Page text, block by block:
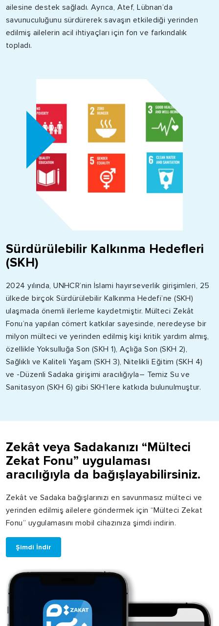
ailesine destek sağladı. Ayrıca, Atef, Lübnan’da
savunuculuğunu sürdürerek savaşın etkilediği yerinden
edilmiş ailelerin acil ihtiyaçları için fon ve farkındalık
topladı.
Sürdürülebilir Kalkınma Hedefleri
(SKH)
2024 yılında,UNHCR’nin İslami hayırseverlik girişimleri, 25
ülkede birçok Sürdürülebilir Kalkınma Hedefi’ne (SKH)
ulaşmada önemli ilerleme kaydetmiştir. Mülteci Zekât
Fonu’na yapılan cömert katkılar sayesinde, neredeyse bir
milyon mülteci ve yerinden edilmiş kişi kritik yardım almış,
özellikle Yoksulluğa Son (SKH 1), Açlığa Son (SKH 2),
Sağlıklı ve Kaliteli Yaşam (SKH 3), Nitelikli Eğitim (SKH 4)
ve -Düzenli Sadakagirişimi aracılığıyla– Temiz Su ve
Sanitasyon (SKH 6) gibi SKH’lere katkıda bulunulmuştur.
Zekât veya Sadakanızı “Mülteci
Zekat Fonu” uygulaması
aracılığıyla da bağışlayabilirsiniz.
Zekât ve Sadaka bağışlarınızı en savunmasız mülteci ve
yerinden edilmiş ailelere göndermek için “Mülteci Zekat
Fonu” uygulamasını mobil cihazınıza şimdi indirin.
Şimdi İndir